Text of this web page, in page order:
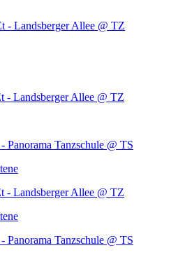
- Landsberger Allee @ TZ
- Landsberger Allee @ TZ
Panorama Tanzschule @ TS
- Landsberger Allee @ TZ
Panorama Tanzschule @ TS